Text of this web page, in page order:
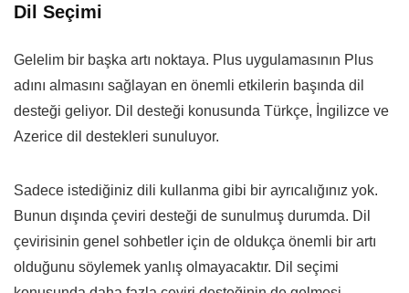
Dil Seçimi
Gelelim bir başka artı noktaya. Plus uygulamasının Plus
adını almasını sağlayan en önemli etkilerin başında dil
desteği geliyor. Dil desteği konusunda Türkçe, İngilizce ve
Azerice dil destekleri sunuluyor.
Sadece istediğiniz dili kullanma gibi bir ayrıcalığınız yok.
Bunun dışında çeviri desteği de sunulmuş durumda. Dil
çevirisinin genel sohbetler için de oldukça önemli bir artı
olduğunu söylemek yanlış olmayacaktır. Dil seçimi